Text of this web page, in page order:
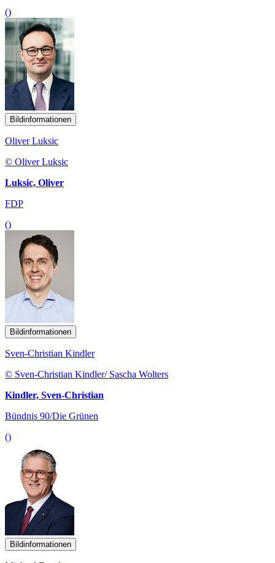
()
Bildinformationen
Oliver Luksic
© Oliver Luksic
Luksic, Oliver
FDP
()
Bildinformationen
Sven-Christian Kindler
© Sven-Christian Kindler/ Sascha Wolters
Kindler, Sven-Christian
Bündnis 90/Die Grünen
()
Bildinformationen